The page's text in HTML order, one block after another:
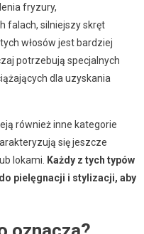
fryzury,
falach, silniejszy skręt
włosów jest bardziej
potrzebują specjalnych
dla uzyskania
również inne kategorie
się jeszcze
lokami.
Każdy z tych typów
pielęgnacji i stylizacji, aby